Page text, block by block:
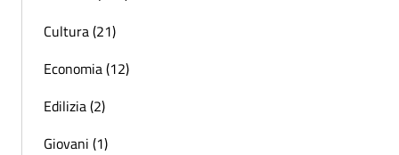
Cultura (21)
Economia (12)
Edilizia (2)
Giovani (1)